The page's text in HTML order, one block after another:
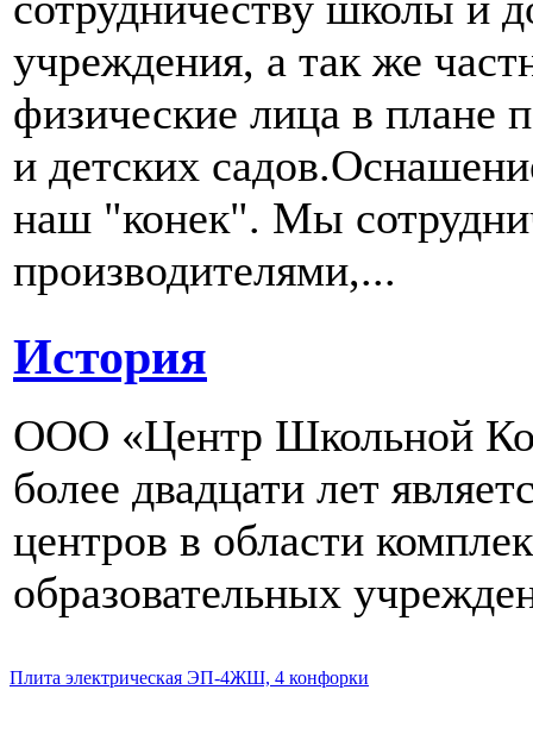
учреждения, а так же
физические лица в плане
и детских
наш "конек". Мы
производителями,...
История
ООО «Центр Школьной
более двадцати лет
центров в области
образовательных
Плита электрическая ЭП-4ЖШ, 4 конфорки